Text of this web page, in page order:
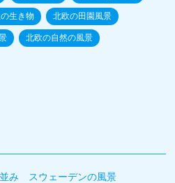
生き物 北欧の田園風景
北欧の自然の風景
み スウェーデンの風景